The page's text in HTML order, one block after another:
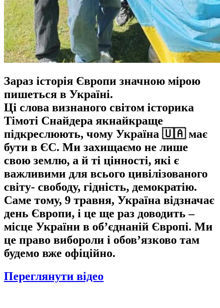
Зараз історія Європи значною мірою
пишеться в Україні.
Ці слова визнаного світом історика
Тімоті Снайдера якнайкраще
підкреслюють, чому Україна 🇺🇦 має
бути в ЄС. Ми захищаємо не лише
свою землю, а й ті цінності, які є
важливими для всього цивілізованого
світу- свободу, гідність, демократію.
Саме тому, 9 травня, Україна відзначає
день Європи, і це ще раз доводить –
місце України в обʼєднаній Європі. Ми
це право вибороли і обовʼязково там
будемо вже офіційно.
Переглянути відео